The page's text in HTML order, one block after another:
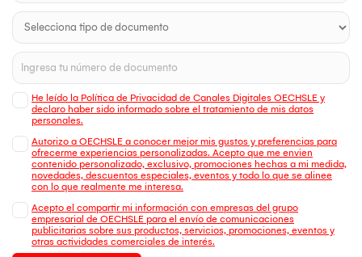
He leído la Política de Privacidad de Canales Digitales OECHSLE y
declaro haber sido informado sobre el tratamiento de mis datos
personales.
Autorizo a OECHSLE a conocer mejor mis gustos y preferencias para
ofrecerme experiencias personalizadas. Acepto que me envien
contenido personalizado, exclusivo, promociones hechas a mi medida,
novedades, descuentos especiales, eventos y todo lo que se alinee
con lo que realmente me interesa.
Acepto el compartir mi información con empresas del grupo
empresarial de OECHSLE para el envío de comunicaciones
publicitarias sobre sus productos, servicios, promociones, eventos y
otras actividades comerciales de interés.